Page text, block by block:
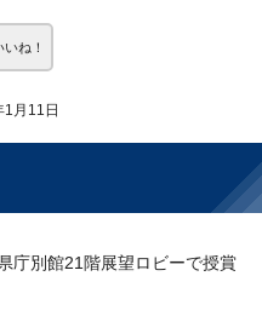
いね！
月11日
庁別館21階展望ロビーで授賞